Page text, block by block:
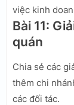
việc kinh
Bài 11:
quán
Chia sẻ các
thêm chi
các đối tác.